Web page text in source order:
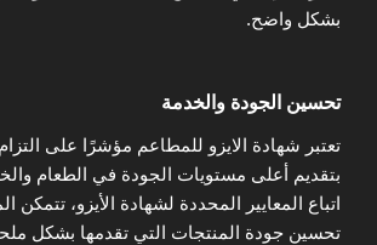
بشكل واضح.
تحسين الجودة والخدمة
تعتبر شهادة الايزو للمطاعم مؤشرًا على
بتقديم أعلى مستويات الجودة في الطعام
اتباع المعايير المحددة لشهادة الأيزو، تتمكن
تحسين جودة المنتجات التي تقدمها بشكل